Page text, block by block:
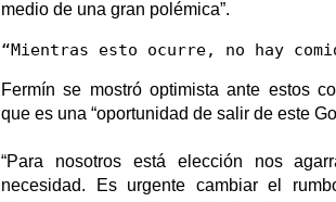
medio de una gran polémica”.
“Mientras esto ocurre, no hay
Fermín se mostró optimista ante estos
que es una “oportunidad de salir de este
“Para nosotros está elección nos
necesidad. Es urgente cambiar el